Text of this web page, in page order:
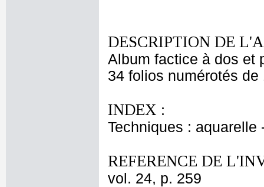
DESCRIPTION DE
Album factice à dos et
34 folios numérotés
INDEX :
Techniques : aquarelle
REFERENCE DE
vol. 24, p. 259